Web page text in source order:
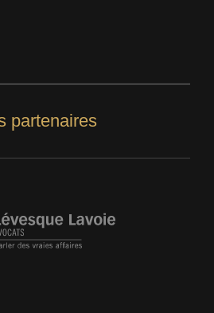
partenaires